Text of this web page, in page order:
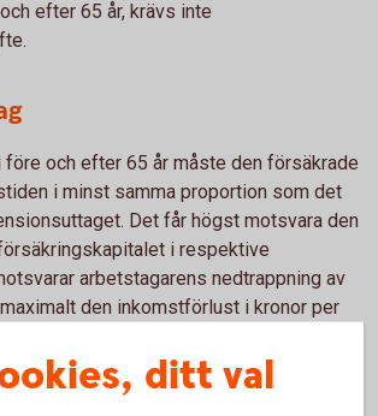
efter 65 år, krävs inte
och efter 65 år måste den försäkrade
i minst samma proportion som det
Det får högst motsvara den
i respektive
arbetstagarens nedtrappning av
den inkomstförlust i kronor per
ditt val